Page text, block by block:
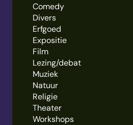
Comedy
Divers
Erfgoed
Expositie
Film
Lezing/debat
Muziek
Natuur
Religie
Theater
Workshops